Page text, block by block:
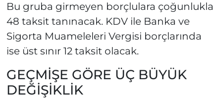
Bu gruba girmeyen borçlulara çoğunlukla
48 taksit tanınacak. KDV ile Banka ve
Sigorta Muameleleri Vergisi borçlarında
ise üst sınır 12 taksit olacak.
GEÇMİŞE GÖRE ÜÇ BÜYÜK
DEĞİŞİKLİK